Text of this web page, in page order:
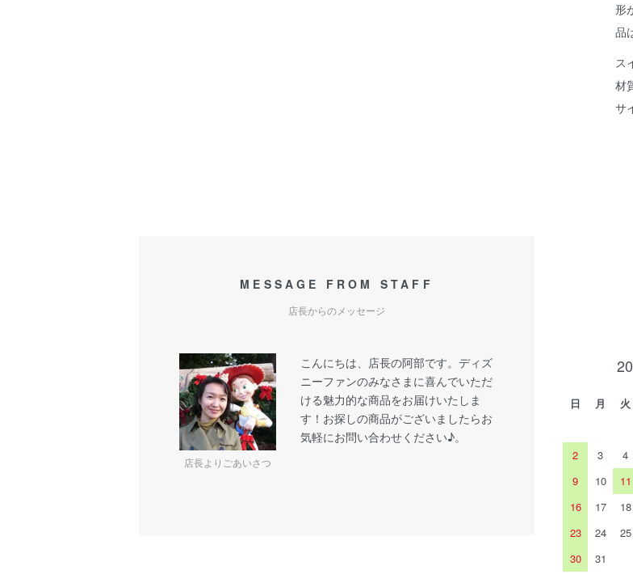
形
品
ス
材
サ
MESSAGE FROM STAFF
店長からのメッセージ
店長よりごあいさつ
こんにちは、店長の阿部です。ディズ
ニーファンのみなさまに喜んでいただ
ける魅力的な商品をお届けいたしま
す！お探しの商品がございましたらお
気軽にお問い合わせください♪。
日 月 火
2
3 4
9
10 11
16
17 18
23
24 25
30
31